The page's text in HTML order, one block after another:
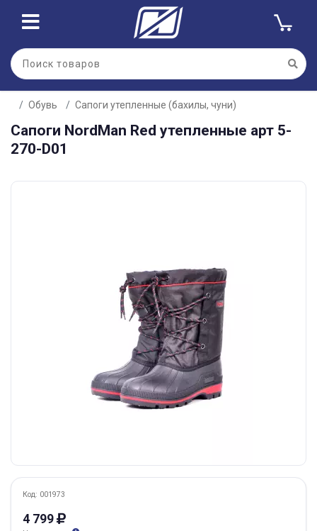
Обувь Сапоги утепленные (бахилы, чуни)
Сапоги NordMаn Red утепленные арт 5-
270-D01
Код: 001973
4 799